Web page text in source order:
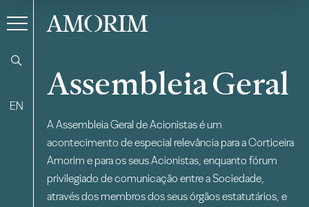
EN
AMORIM
Assembleia Geral
A Assembleia Geral de Acionistas é um
acontecimento de especial relevância para a Corticeira
Amorim e para os seus Acionistas, enquanto fórum
privilegiado de comunicação entre a Sociedade,
através dos membros dos seus órgãos estatutários, e